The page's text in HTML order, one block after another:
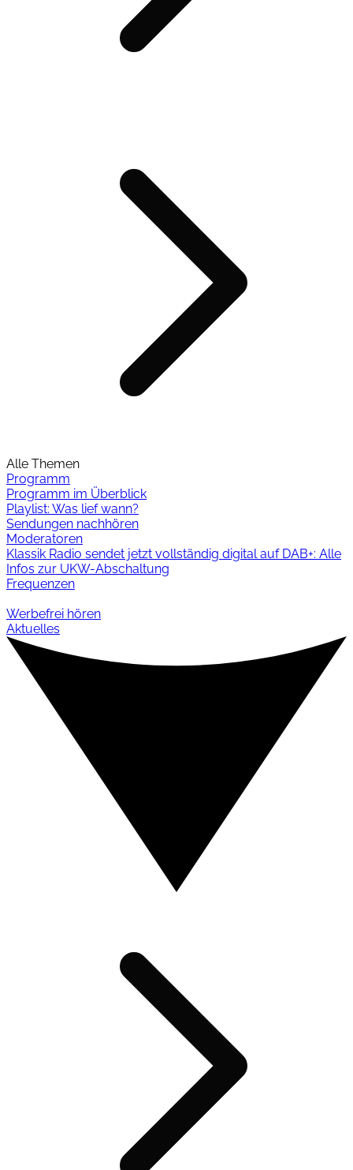
Alle Themen
Programm
Programm im Überblick
Playlist: Was lief wann?
Sendungen nachhören
Moderatoren
Klassik Radio sendet jetzt vollständig digital auf DAB+: Alle
Infos zur UKW-Abschaltung
Frequenzen
Werbefrei hören
Aktuelles